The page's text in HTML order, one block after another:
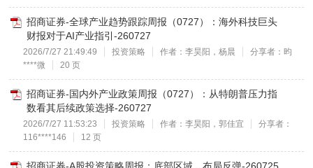
招商证券-全球产业趋势跟踪周报（0727）：海外科技巨头
财报对于AI产业指引-260727
2026/7/27 21:49:49 投资策略 作者：李昊阳，杨晨
分享者：昀
****微
20 页
招商证券-国内外产业政策周报（0727）：从特朗普压力指
数看其后续政策选择-260727
2026/7/27 11:53:23 投资策略 作者：李昊阳，郭佳宜
分享者：
116****146
12 页